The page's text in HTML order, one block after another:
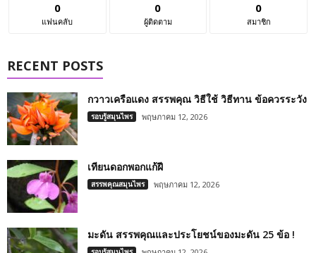
0
แฟนคลับ
0
ผู้ติดตาม
0
สมาชิก
RECENT POSTS
กวาวเครือแดง สรรพคุณ วิธีใช้ วิธีทาน ข้อควรระวัง
รอบรู้สมุนไพร พฤษภาคม 12, 2026
เทียนดอกพอกแก้ฝี
สรรพคุณสมุนไพร พฤษภาคม 12, 2026
มะดัน สรรพคุณและประโยชน์ของมะดัน 25 ข้อ !